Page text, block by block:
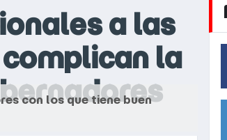
a las
la
con los que tiene buen